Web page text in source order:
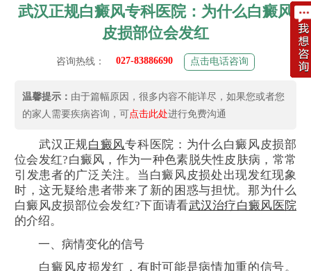
武汉正规白癜风专科医院：为什么白癜风
皮损部位会发红
咨询热线： 027-83886690 点击电话咨询
温馨提示： 由于篇幅原因，很多内容不能详尽，如果您或者您
的家人需要疾病咨询，可点击此处进行免费沟通
武汉正规白癜风专科医院：为什么白癜风皮损部
位会发红?白癜风，作为一种色素脱失性皮肤病，常常
引发患者的广泛关注。当白癜风皮损处出现发红现象
时，这无疑给患者带来了新的困惑与担忧。那为什么
白癜风皮损部位会发红?下面请看武汉治疗白癜风医院
的介绍。
一、病情变化的信号
白癜风皮损发红，有时可能是病情加重的信号。